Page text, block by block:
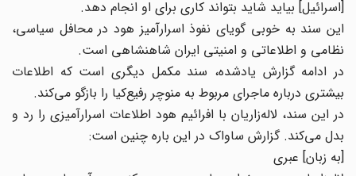
[اسرائیل] بیاید شاید بتواند کاری برای او انجام دهد.
این سند به خوبی گویای نفوذ اسرارآمیز هود در محافل سیاسی،
نظامی و اطلاعاتی و امنیتی ایران شاهنشاهی است.
در ادامه گزارش یادشده، سند مکمل دیگری است که اطلاعات
بیشتری درباره ماجرای مربوط به منوچر رفیع‌کیا را بازگو می‌کند.
در این سند، لاله‌زاریان با افرائیم‌ هود اطلاعات اسرارآمیزی را رد و
بدل می‌کند. گزارش ساواک در این باره چنین است:
[به زبان] عبری